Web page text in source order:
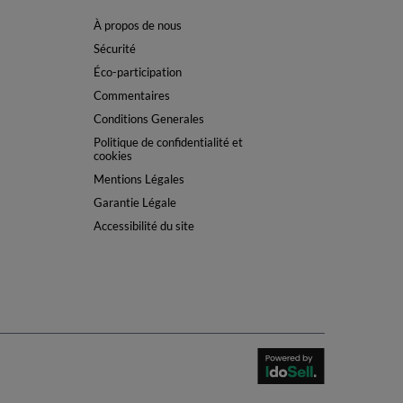
À propos de nous
Sécurité
Éco-participation
Commentaires
Conditions Generales
Politique de confidentialité et
cookies
Mentions Légales
Garantie Légale
Accessibilité du site